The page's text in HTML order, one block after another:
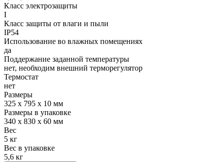
Класс электрозащиты
I
Класс защиты от влаги и пыли
IP54
Использование во влажных помещениях
да
Поддержание заданной температуры
нет, необходим внешний терморегулятор
Термостат
нет
Размеры
325 х 795 х 10 мм
Размеры в упаковке
340 х 830 х 60 мм
Вес
5 кг
Вес в упаковке
5,6 кг